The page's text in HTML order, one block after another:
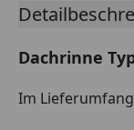
Dachrinne
Im